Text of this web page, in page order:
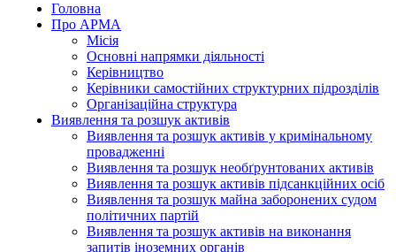
Головна
Про АРМА
Місія
Основні напрямки діяльності
Керівництво
Керівники самостійних структурних підрозділів
Організаційна структура
Виявлення та розшук активів
Виявлення та розшук активів у кримінальному
провадженні
Виявлення та розшук необґрунтованих активів
Виявлення та розшук активів підсанкційних осіб
Виявлення та розшук майна заборонених судом
політичних партій
Виявлення та розшук активів на виконання
запитів іноземних органів